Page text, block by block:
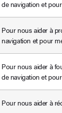
de navigation et
Pour nous aider à
navigation et pour
Pour nous aider à
de navigation et
Pour nous aider à